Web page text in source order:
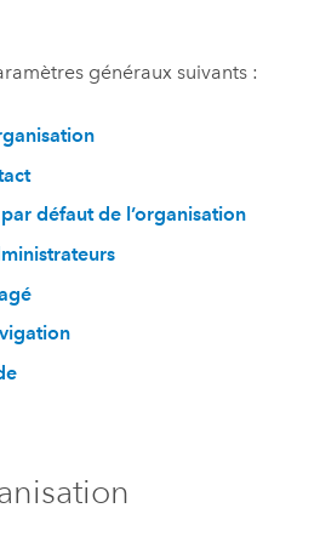
généraux suivants :
défaut de l’organisation